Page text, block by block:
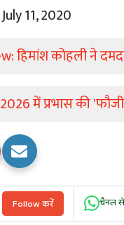
July 11, 2020
हिमांश कोहली ने
में प्रभास की
Follow करें चैनल